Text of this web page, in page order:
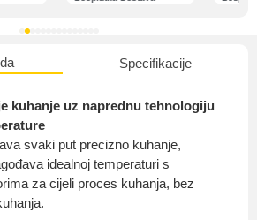
Specifikacije
kuhanje uz naprednu tehnologiju
svaki put precizno kuhanje,
idealnoj temperaturi s
za cijeli proces kuhanja, bez
O nama
Privatnost kupca